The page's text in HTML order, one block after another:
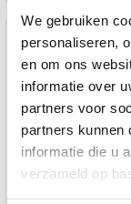
We gebruiken
personaliseren,
en om ons
informatie over
partners voor
partners kunnen
informatie die u
verzameld op